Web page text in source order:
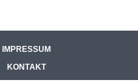
IMPRESSUM
KONTAKT